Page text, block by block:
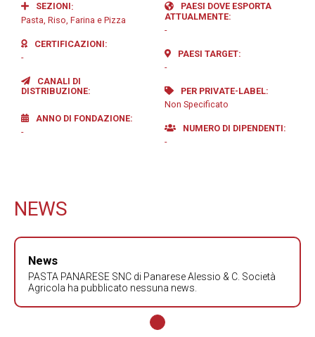
SEZIONI
Pasta, Riso, Farina e Pizza
CERTIFICAZIONI
-
CANALI DI
DISTRIBUZIONE
ANNO DI FONDAZIONE
-
PAESI DOVE ESPORTA
ATTUALMENTE
-
PAESI TARGET
-
PER PRIVATE-LABEL
Non Specificato
NUMERO DI DIPENDENTI
-
NEWS
News
PASTA PANARESE SNC di Panarese Alessio & C. Società
Agricola ha pubblicato nessuna news.